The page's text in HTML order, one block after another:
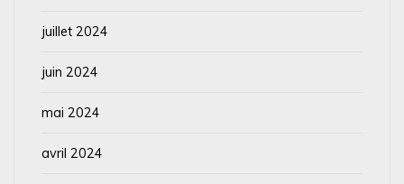
juillet 2024
juin 2024
mai 2024
avril 2024